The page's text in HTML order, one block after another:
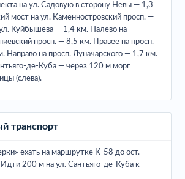
на ул. Садовую в сторону Невы — 1,3
мост на ул. Каменностровский просп. —
Куйбышева — 1,4 км. Налево на
просп. — 8,5 км. Правее на просп.
Направо на просп. Луначарского — 1,7 км.
де-Куба — через 120 м морг
(слева).
транспорт
ехать на маршрутке К-58 до ост.
Идти 200 м на ул. Сантьяго-де-Куба к